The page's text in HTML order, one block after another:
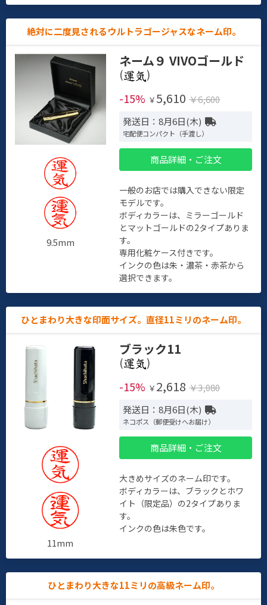
絶対に二度見されるウルトラゴージャスなネーム印。
9.5mm
ネーム９ VIVOゴールド
(
)
-15% ￥ 5,610 ￥6,600
発送日：8月6日(木)
宅配便コンパクト（手渡し）
商品詳細・ご注文
一般のお店では購入できない限定
モデルです。
ボディカラーは、ミラーゴールド
とマットゴールドの2タイプありま
す。
専用化粧ケース付きです。
インクの色は朱・濃茶・赤茶から
選択できます。
ひとまわり大きな印面サイズ。直径11ミリのネーム印。
11mm
ブラック11
(
)
-15% ￥ 2,618 ￥3,080
発送日：8月6日(木)
ネコポス（郵便受けへお届け）
商品詳細・ご注文
大きめサイズのネーム印です。
ボディカラーは、ブラックとホワ
イト（限定品）の2タイプありま
す。
インクの色は朱色です。
ひとまわり大きな11ミリの高級ネーム印。